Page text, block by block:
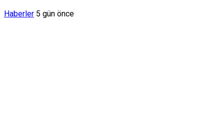
Haberler 5 gün önce